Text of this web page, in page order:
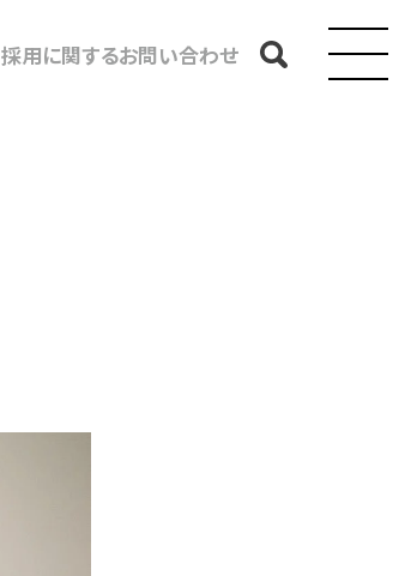
採用に関するお問い合わせ